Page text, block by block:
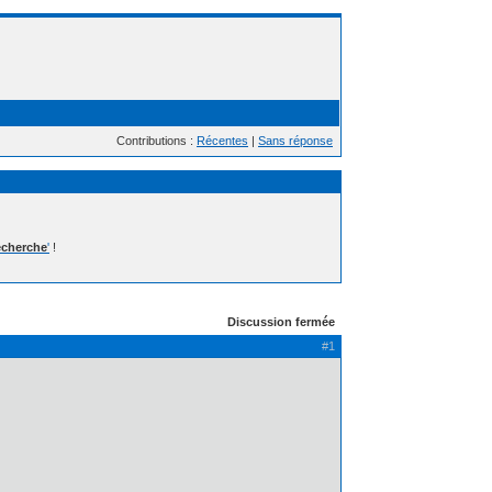
Contributions : Récentes | Sans réponse
' !
Discussion fermée
#1